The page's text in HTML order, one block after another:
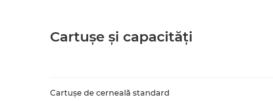
Cartuşe şi capacităţi
Cartuşe de cerneală standard